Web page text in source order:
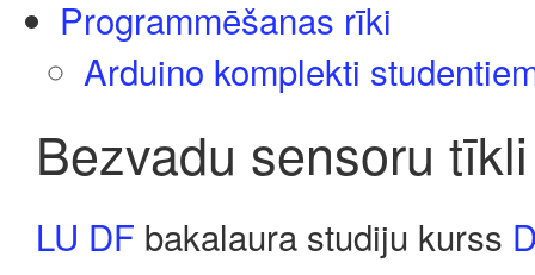
Programmēšanas rīki
Arduino komplekti
Bezvadu sensoru
LU DF bakalaura studiju kurss